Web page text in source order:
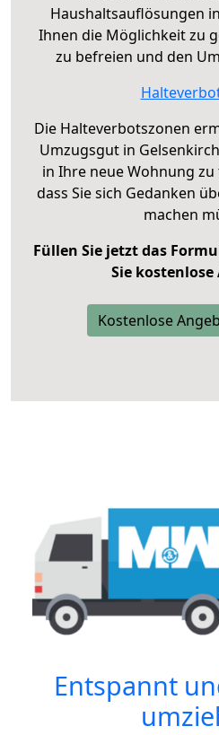
Haushaltsauflösungen
Ihnen die Möglichkeit zu
zu befreien und den
Die Halteverbotszonen
Umzugsgut in
in Ihre neue Wohnung
dass Sie sich Gedanken
machen
Füllen Sie jetzt das
Sie kostenlose
Kostenlose
Entspannt